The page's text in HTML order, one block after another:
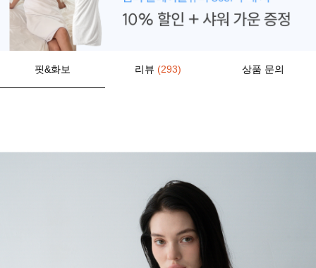
핏&화보 리뷰 (293) 상품 문의